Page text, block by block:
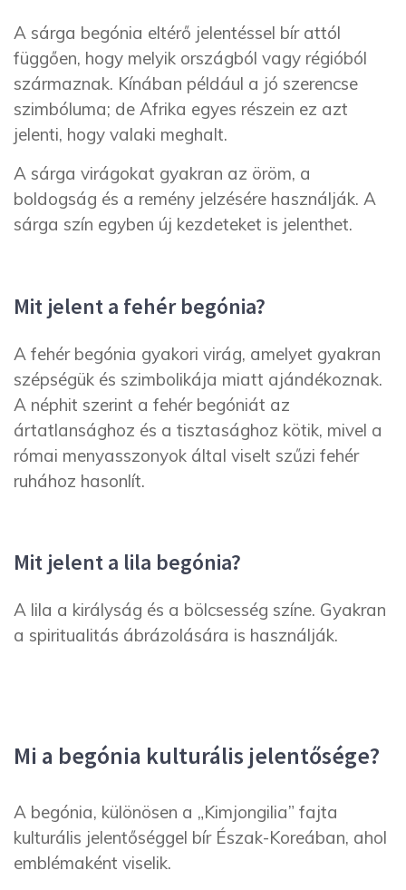
A sárga begónia eltérő jelentéssel bír attól
függően, hogy melyik országból vagy régióból
származnak. Kínában például a jó szerencse
szimbóluma; de Afrika egyes részein ez azt
jelenti, hogy valaki meghalt.
A sárga virágokat gyakran az öröm, a
boldogság és a remény jelzésére használják. A
sárga szín egyben új kezdeteket is jelenthet.
Mit jelent a fehér begónia?
A fehér begónia gyakori virág, amelyet gyakran
szépségük és szimbolikája miatt ajándékoznak.
A néphit szerint a fehér begóniát az
ártatlansághoz és a tisztasághoz kötik, mivel a
római menyasszonyok által viselt szűzi fehér
ruhához hasonlít.
Mit jelent a lila begónia?
A lila a királyság és a bölcsesség színe. Gyakran
a spiritualitás ábrázolására is használják.
Mi a begónia kulturális jelentősége?
A begónia, különösen a „Kimjongilia” fajta
kulturális jelentőséggel bír Észak-Koreában, ahol
emblémaként viselik.